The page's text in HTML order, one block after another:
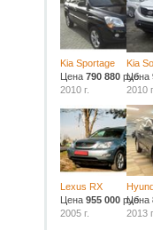
Kia Sportage
Цена 790 880 руб.
2010 г.
Kia
Цена
2010
Lexus RX
Цена 955 000 руб.
2005 г.
Цена
2013